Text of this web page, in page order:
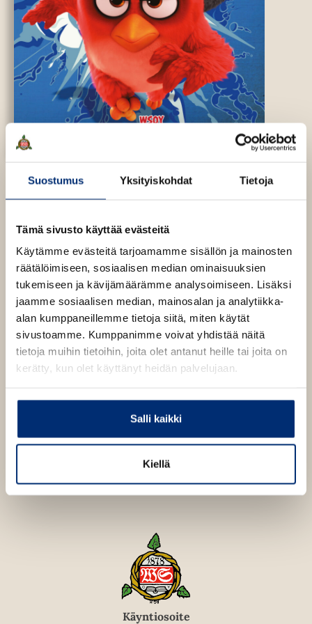
Suostumus Yksityiskohdat Tietoja
Tämä sivusto käyttää evästeitä
Käytämme evästeitä tarjoamamme sisällön ja mainosten
räätälöimiseen, sosiaalisen median ominaisuuksien
tukemiseen ja kävijämäärämme analysoimiseen. Lisäksi
jaamme sosiaalisen median, mainosalan ja analytiikka-
alan kumppaneillemme tietoja siitä, miten käytät
sivustoamme. Kumppanimme voivat yhdistää näitä
tietoja muihin tietoihin, joita olet antanut heille tai joita on
kerätty, kun olet käyttänyt heidän palvelujaan.
Salli kaikki
Kiellä
Angry Birds -elokuva.
Tarrapuuhakirja
Kirjan tiedot
u
e
a
a
u
u
t
e
ä
l
i
l
e
h
t
Kirjan kuvapankkikuvat
Käyntiosoite